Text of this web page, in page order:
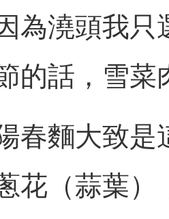
為澆頭我只
的話，雪菜
春麵大致是
花（蒜葉）